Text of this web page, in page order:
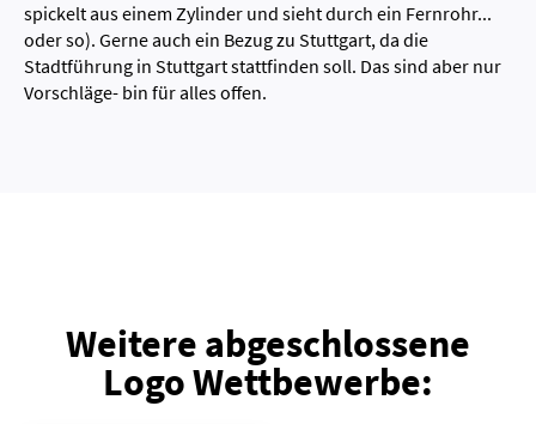
spickelt aus einem Zylinder und sieht durch ein Fernrohr...
oder so). Gerne auch ein Bezug zu Stuttgart, da die
Stadtführung in Stuttgart stattfinden soll. Das sind aber nur
Vorschläge- bin für alles offen.
Weitere abgeschlossene
Logo Wettbewerbe: